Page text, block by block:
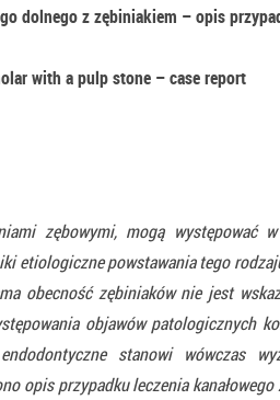
dolnego z zębiniakiem – opis
with a pulp stone – case report
zębowymi, mogą występować
etiologiczne powstawania tego
obecność zębiniaków nie jest
objawów patologicznych
endodontyczne stanowi wówczas
opis przypadku leczenia